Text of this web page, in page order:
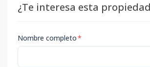
¿Te interesa esta
Nombre completo*